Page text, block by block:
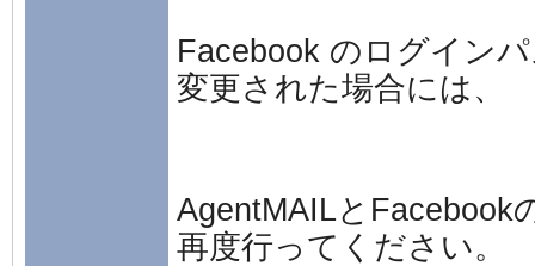
Facebook のログイン
変更された場合には、
AgentMAILとFacebook
再度行ってください。